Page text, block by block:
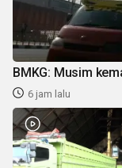
BMKG: Musim
6 jam lalu